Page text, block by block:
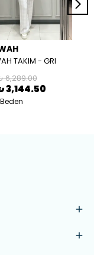
TAKIM - GRI
6,289.00
3,144.50